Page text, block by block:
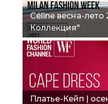
Céline весна-лето
Коллекция"
Платье-Кейп |